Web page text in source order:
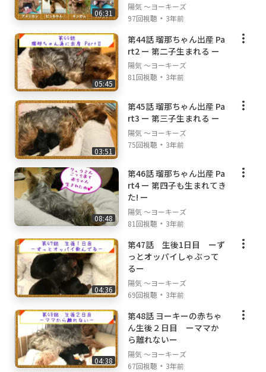
06:31
陽気 ～ヨーキーズ
97回視聴 ・ 3年前
05:45
第44話 瑠那ちゃん出産 Pa
rt2 ー 第二子生まれる ー
陽気 ～ヨーキーズ
81回視聴 ・ 3年前
03:51
第45話 瑠那ちゃん出産 Pa
rt3 ー 第三子生まれる ー
陽気 ～ヨーキーズ
75回視聴 ・ 3年前
08:48
第46話 瑠那ちゃん出産 Pa
rt4 ー 第四子も生まれてき
た! ー
陽気 ～ヨーキーズ
81回視聴 ・ 3年前
04:36
第47話 生後1日目 ーず
っとオッパイしゃぶって
るー
陽気 ～ヨーキーズ
69回視聴 ・ 3年前
04:38
第48話 ヨーキーの赤ちゃ
ん生後２日目 ーママか
ら離れないー
陽気 ～ヨーキーズ
67回視聴 ・ 3年前